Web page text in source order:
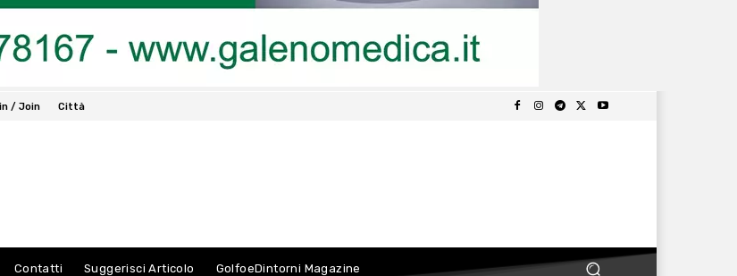
/ Join Città
Contatti Suggerisci Articolo GolfoeDintorni Magazine